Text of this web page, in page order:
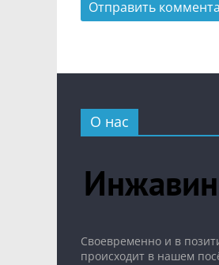
О нас
Cвоевременно и в
происходит в нашем